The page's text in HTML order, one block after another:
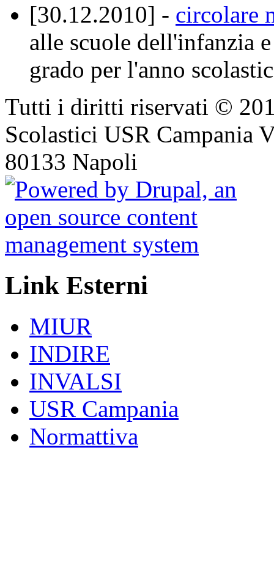
[30.12.2010] - circolare
alle scuole dell'infanzia
grado per l'anno
Tutti i diritti riservati ©
Scolastici USR Campania
80133 Napoli
Link Esterni
MIUR
INDIRE
INVALSI
USR Campania
Normattiva